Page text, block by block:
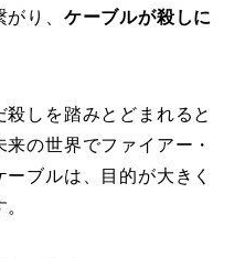
り、 ケーブルが殺しに
しを踏みとどまれると
の世界でファイアー・
ブルは、目的が大きく